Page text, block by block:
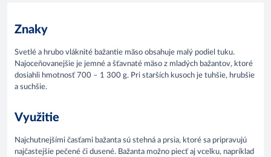
Znaky
Svetlé a hrubo vláknité bažantie mäso obsahuje malý podiel tuku.
Najoceňovanejšie je jemné a šťavnaté mäso z mladých bažantov, ktoré
dosiahli hmotnosť 700 – 1 300 g. Pri starších kusoch je tuhšie, hrubšie
a suchšie.
Využitie
Najchutnejšími časťami bažanta sú stehná a prsia, ktoré sa pripravujú
najčastejšie pečené či dusené. Bažanta možno piecť aj vcelku, napríklad